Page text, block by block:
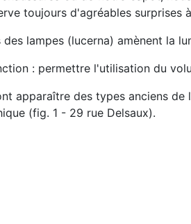
toujours d'agréables surprises
lampes (lucerna) amènent la
: permettre l'utilisation du
apparaître des types anciens
(fig. 1 - 29 rue Delsaux).